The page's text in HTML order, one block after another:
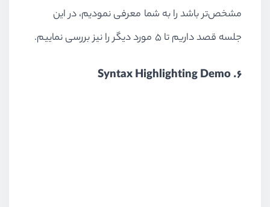
مشخص‌تر باشد را به شما معرفی نمودیم، در این
جلسه قصد داریم تا ۵ مورد دیگر را نیز بررسی نماییم.
6. Syntax Highlighting Demo